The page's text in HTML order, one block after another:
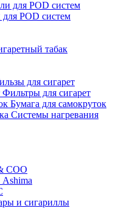
POD систем
табак
для сигарет
Фильтры для сигарет
Бумага для самокруток
Системы нагревания
COO
и сигариллы